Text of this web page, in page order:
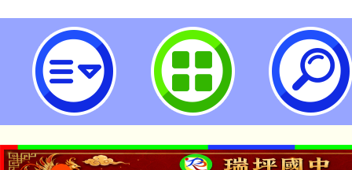
轉知龍岡國中辦理教師輔導知能研
壓力管理延伸活動工作坊」，歡迎
說明，請查照。-桃園市立瑞坪國民